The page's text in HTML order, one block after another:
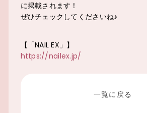
に掲載されます！
ぜひチェックしてくださいね♪
【「NAIL EX」】
https://nailex.jp/
一覧に戻る